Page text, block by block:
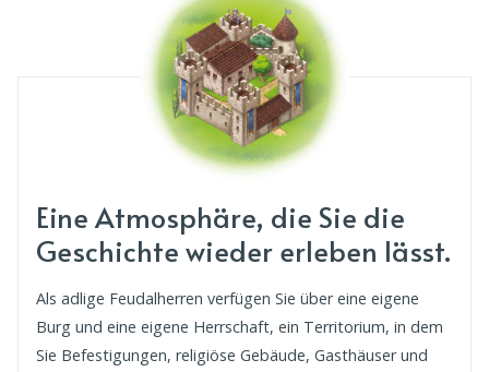
Eine Atmosphäre, die Sie die
Geschichte wieder erleben lässt.
Als adlige Feudalherren verfügen Sie über eine eigene
Burg und eine eigene Herrschaft, ein Territorium, in dem
Sie Befestigungen, religiöse Gebäude, Gasthäuser und